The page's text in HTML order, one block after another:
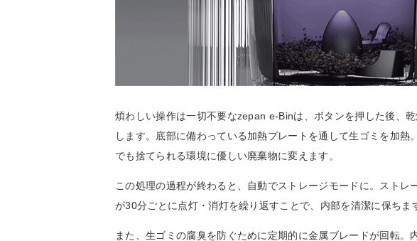
煩わしい操作は一切不要なzepan e-Binは、ボタンを押した後、
します。底部に備わっている加熱プレートを通して生ゴミを加熱
でも捨てられる環境に優しい廃棄物に変えます。
この処理の過程が終わると、自動でストレージモードに。ストレ
が30分ごとに点灯・消灯を繰り返すことで、内部を清潔に保ちま
また、生ゴミの腐臭を防ぐために定期的に金属ブレードが回転。